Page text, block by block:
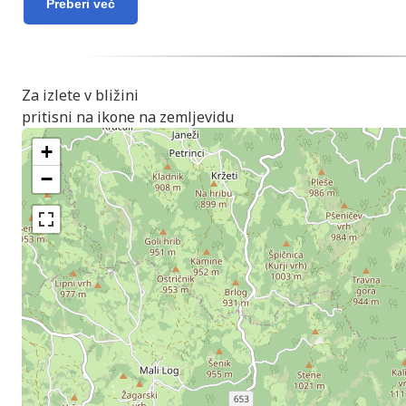
Preberi več
Za izlete v bližini
pritisni na ikone na zemljevidu
+
−